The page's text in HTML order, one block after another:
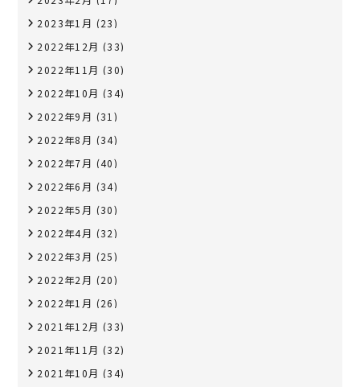
2023年1月 (23)
2022年12月 (33)
2022年11月 (30)
2022年10月 (34)
2022年9月 (31)
2022年8月 (34)
2022年7月 (40)
2022年6月 (34)
2022年5月 (30)
2022年4月 (32)
2022年3月 (25)
2022年2月 (20)
2022年1月 (26)
2021年12月 (33)
2021年11月 (32)
2021年10月 (34)